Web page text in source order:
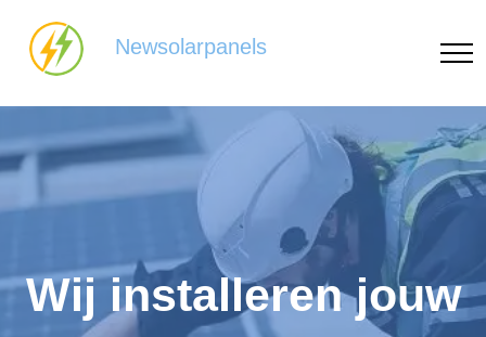
Newsolarpanels
Wij installeren jouw